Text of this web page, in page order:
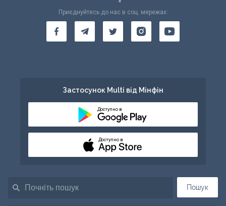
Пошук
Приєднуйтесь до нас в соц. мережах:
Застосунок Multi від Мінфін
Доступно в
Доступно в